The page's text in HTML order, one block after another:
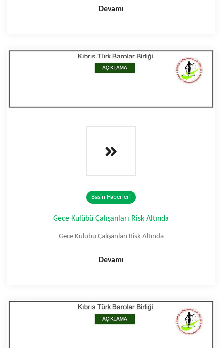
Devamı
Basin Haberleri
Gece Kulübü Çalışanları Risk Altında
Gece Kulübü Çalışanları Risk Altında
Devamı